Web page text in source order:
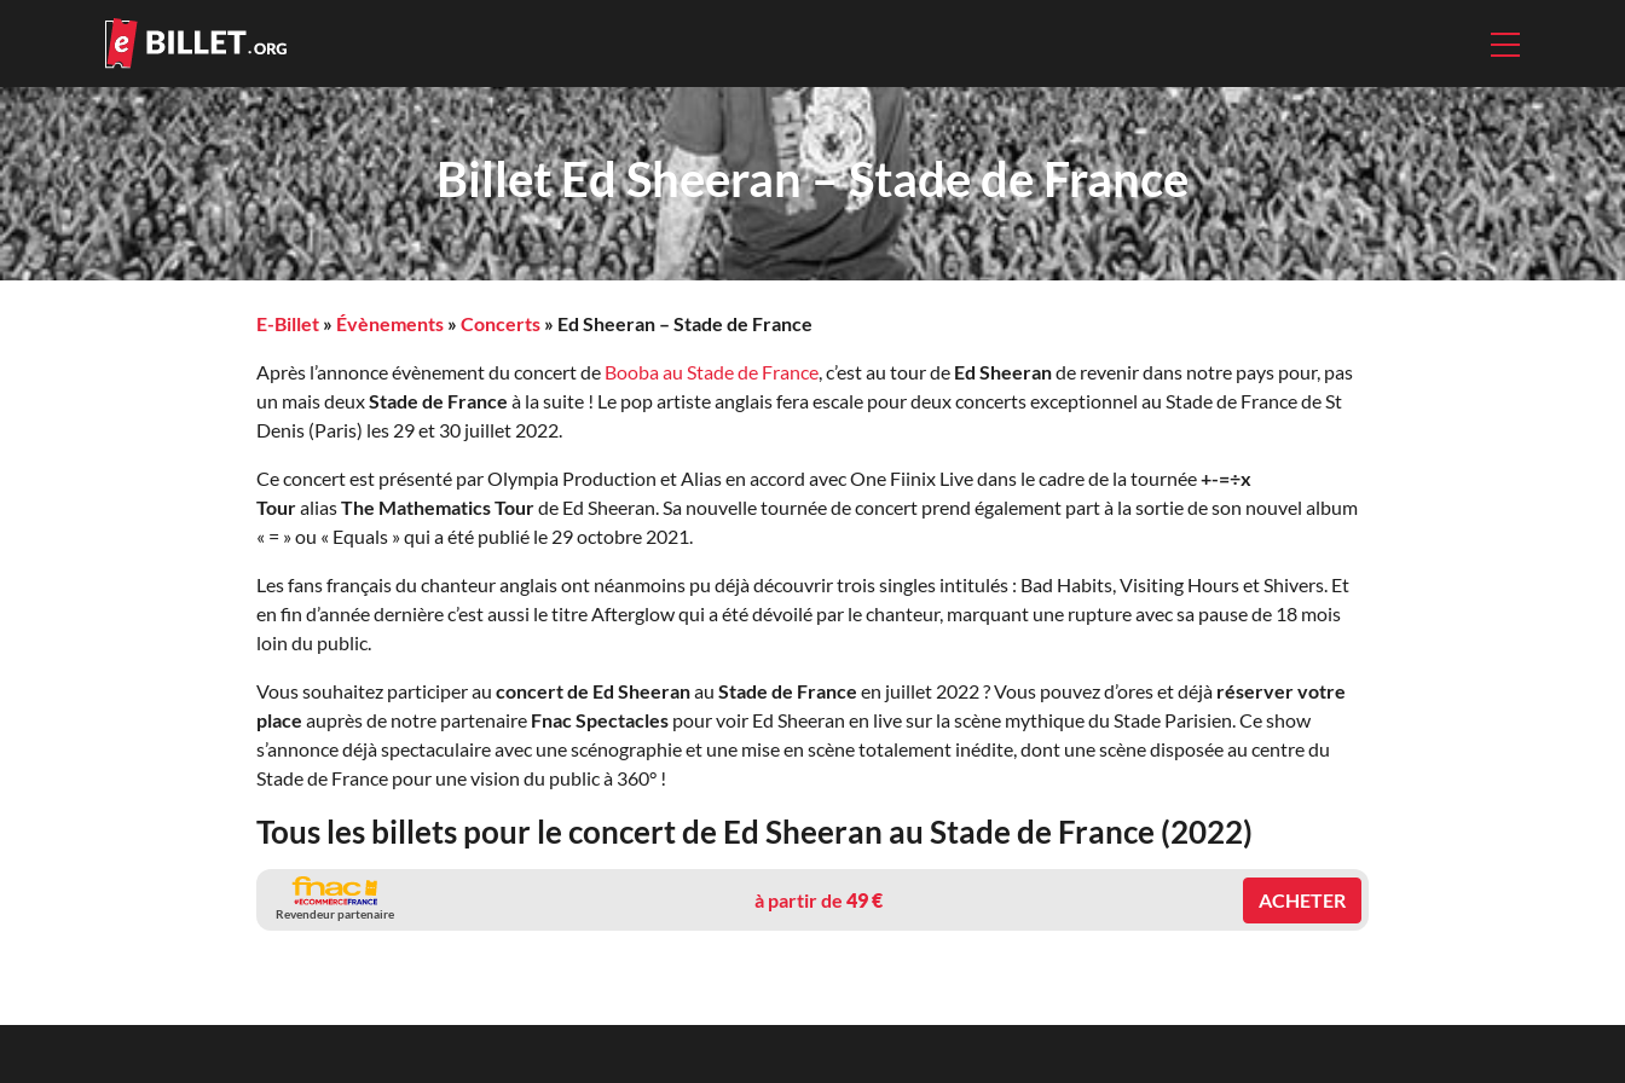
Billet Ed Sheeran – Stade de France
E-Billet » Évènements » Concerts » Ed Sheeran – Stade de France
Après l’annonce évènement du concert de Booba au Stade de France, c’est au tour de Ed Sheerande revenir dans notre pays pour, pas
un mais deuxStade de France à la suite ! Le pop artiste anglais fera escale pour deux concerts exceptionnel au Stade de France de St
Denis (Paris) les 29 et 30 juillet 2022.
Ce concert est présenté par Olympia Production et Alias en accord avec One Fiinix Live dans le cadre de la tournée+-=÷x
TouraliasThe Mathematics Tourde Ed Sheeran. Sa nouvelle tournée de concert prend également part à la sortie de son nouvel album
« = » ou « Equals » qui a été publié le 29 octobre 2021.
Les fans français du chanteur anglais ont néanmoins pu déjà découvrir trois singles intitulés : Bad Habits, Visiting Hours et Shivers. Et
en fin d’année dernière c’est aussi le titre Afterglow qui a été dévoilé par le chanteur, marquant une rupture avec sa pause de 18 mois
loin du public.
Vous souhaitez participer au concert de Ed Sheeranau Stade de France en juillet 2022 ? Vous pouvez d’ores et déjà réserver votre
place auprès de notre partenaire Fnac Spectacles pour voir Ed Sheeran en live sur la scène mythique du Stade Parisien. Ce show
s’annonce déjà spectaculaire avec une scénographie et une mise en scène totalement inédite, dont une scène disposée au centre du
Stade de France pour une vision du public à 360° !
Tous les billets pour le concert de Ed Sheeran au Stade de France (2022)
Revendeur partenaire
à partir de 49 € ACHETER